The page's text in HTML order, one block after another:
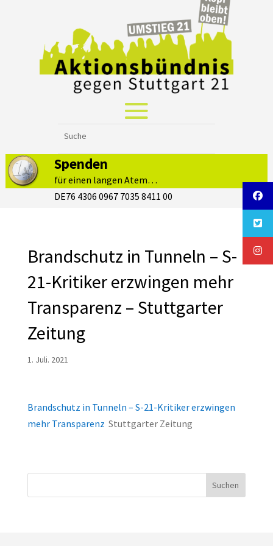
Spenden
für einen langen Atem…
DE76 4306 0967 7035 8411 00
Brandschutz in Tunneln – S-
21-Kritiker erzwingen mehr
Transparenz – Stuttgarter
Zeitung
1. Juli. 2021
Brandschutz in Tunneln – S-21-Kritiker erzwingen
mehr Transparenz Stuttgarter Zeitung
Suchen